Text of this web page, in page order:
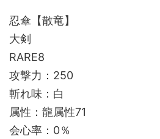
忍傘【散竜】
大剣
RARE8
攻撃力：250
斬れ味：白
属性：龍属性71
会心率：0％